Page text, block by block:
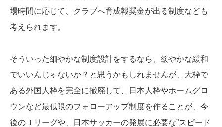
場時間に応じて、クラブへ育成報奨金が出る制度なども
考えられます。
そういった細やかな制度設計をするなら、緩やかな緩和
でいいんじゃないか？と思うかもしれませんが、大枠で
ある外国人枠を完全に撤廃して、日本人枠やホームグロ
ウンなど最低限のフォローアップ制度を作ることが、今
後のＪリーグや、日本サッカーの発展に必要な”スピード